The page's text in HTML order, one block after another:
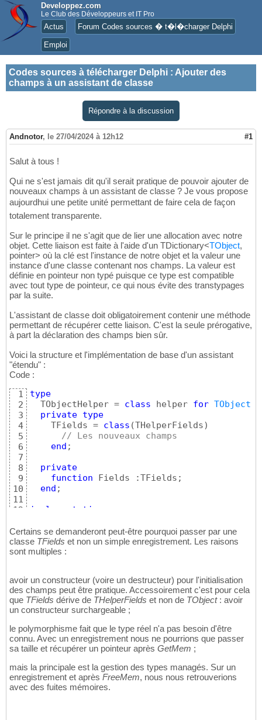
Developpez.com
Le Club des Développeurs et IT Pro
Actus Forum Codes sources � t�l�charger Delphi
Emploi
Codes sources à télécharger Delphi : Ajouter des
champs à un assistant de classe
Répondre à la discussion
Andnotor, le 27/04/2024 à 12h12 #1
Salut à tous !
Qui ne s'est jamais dit qu'il serait pratique de pouvoir ajouter de
nouveaux champs à un assistant de classe ? Je vous propose
aujourdhui une petite unité permettant de faire cela de façon
totalement transparente.
Sur le principe il ne s'agit que de lier une allocation avec notre
objet. Cette liaison est faite à l'aide d'un TDictionary<TObject,
pointer> où la clé est l'instance de notre objet et la valeur une
instance d'une classe contenant nos champs. La valeur est
définie en pointeur non typé puisque ce type est compatible
avec tout type de pointeur, ce qui nous évite des transtypages
par la suite.
L'assistant de classe doit obligatoirement contenir une méthode
permettant de récupérer cette liaison. C'est la seule prérogative,
à part la déclaration des champs bien sûr.
Voici la structure et l'implémentation de base d'un assistant
"étendu" :
Code :
1
2
3
4
5
6
7
8
9
10
11
12
14
15
16
type
  TObjectHelper =
class helper for TObject
private type
    TFields =
class (THelperFields)
// Les nouveaux champs
end ;
private
function Fields :TFields;
end ;
implementation
function
begin
  Result := THelperFieldsObject.Get
Certains se demanderont peut-être pourquoi passer par une
classe TFields et non un simple enregistrement. Les raisons
sont multiples :
avoir un constructeur (voire un destructeur) pour l'initialisation
des champs peut être pratique. Accessoirement c'est pour cela
que TFields dérive de THelperFields et non de TObject: avoir
un constructeur surchargeable ;
le polymorphisme fait que le type réel n'a pas besoin d'être
connu. Avec un enregistrement nous ne pourrions que passer
sa taille et récupérer un pointeur après GetMem ;
mais la principale est la gestion des types managés. Sur un
enregistrement et après FreeMem, nous nous retrouverions
avec des fuites mémoires.